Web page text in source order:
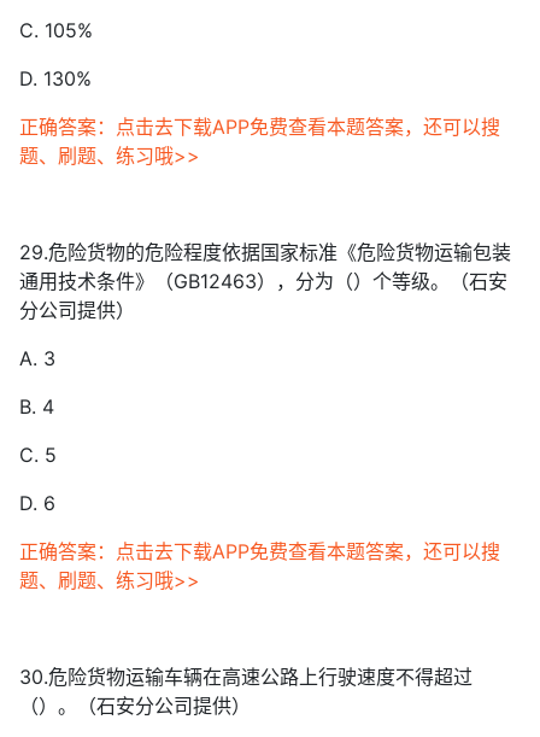
C. 105%
D. 130%
正确答案：点击去下载APP免费查看本题答案，还可以搜
题、刷题、练习哦>>
29.危险货物的危险程度依据国家标准《危险货物运输包装
通用技术条件》（GB12463），分为（）个等级。（石安
分公司提供）
A. 3
B. 4
C. 5
D. 6
正确答案：点击去下载APP免费查看本题答案，还可以搜
题、刷题、练习哦>>
30.危险货物运输车辆在高速公路上行驶速度不得超过
（）。（石安分公司提供）